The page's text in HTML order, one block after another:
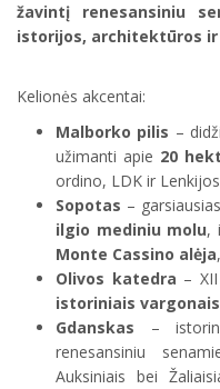
žavintį renesansiniu
istorijos, architektūros ir
Kelionės akcentai:
Malborko pilis –
užimanti apie 20
ordino, LDK ir
Sopotas –
ilgio mediniu molu,
Monte Cassino alėja
Olivos katedra –
istoriniais vargonais
Gdanskas –
renesansiniu
Auksiniais bei